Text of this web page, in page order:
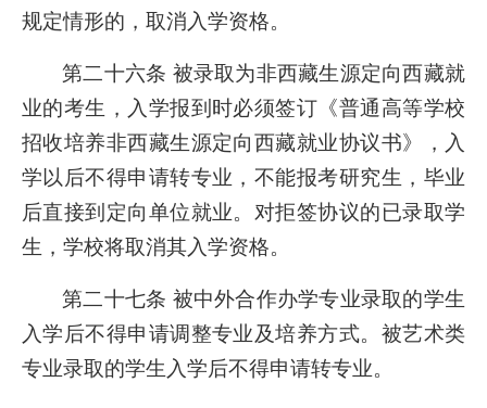
规定情形的，取消入学资格。
第二十六条 被录取为非西藏生源定向西藏就
业的考生，入学报到时必须签订《普通高等学校
招收培养非西藏生源定向西藏就业协议书》，入
学以后不得申请转专业，不能报考研究生，毕业
后直接到定向单位就业。对拒签协议的已录取学
生，学校将取消其入学资格。
第二十七条 被中外合作办学专业录取的学生
入学后不得申请调整专业及培养方式。被艺术类
专业录取的学生入学后不得申请转专业。